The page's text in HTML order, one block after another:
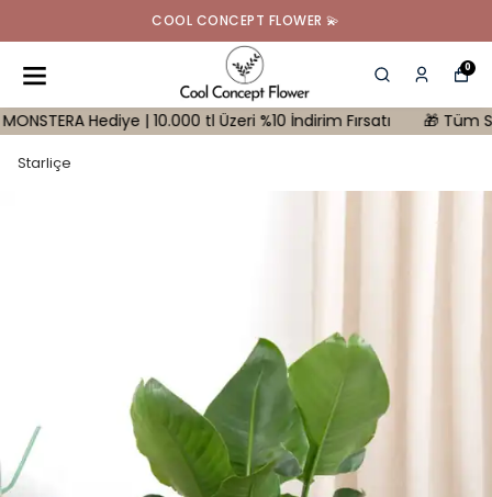
COOL CONCEPT FLOWER 💫
0
Hediye | 10.000 tl Üzeri %10 İndirim Fırsatı 🎁 Tüm
Starliçe